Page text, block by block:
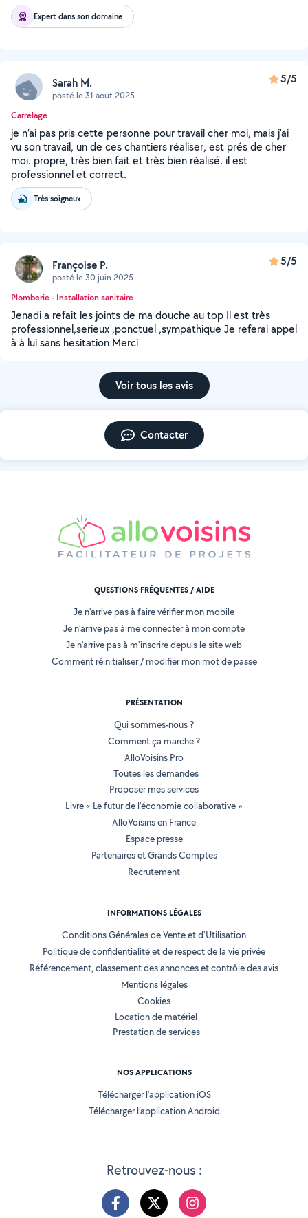
Expert dans son domaine
Sarah M.
posté le 31 août 2025
5/5
Carrelage
je n’ai pas pris cette personne pour travail cher moi, mais j'ai
vu son travail, un de ces chantiers réaliser, est prés de cher
moi. propre, très bien fait et très bien réalisé. il est
professionnel et correct.
Très soigneux
Françoise P.
posté le 30 juin 2025
5/5
Plomberie - Installation sanitaire
Jenadi a refait les joints de ma douche au top Il est très
professionnel,serieux ,ponctuel ,sympathique Je referai appel
à à lui sans hesitation Merci
Voir tous les avis
Contacter
Retrouvez-nous :
QUESTIONS FRÉQUENTES / AIDE
Je n'arrive pas à faire vérifier mon mobile
Je n'arrive pas à me connecter à mon compte
Je n'arrive pas à m'inscrire depuis le site web
Comment réinitialiser / modifier mon mot de passe
PRÉSENTATION
Qui sommes-nous ?
Comment ça marche ?
AlloVoisins Pro
Toutes les demandes
Proposer mes services
Livre « Le futur de l'économie collaborative »
AlloVoisins en France
Espace presse
Partenaires et Grands Comptes
Recrutement
INFORMATIONS LÉGALES
Conditions Générales de Vente et d'Utilisation
Politique de confidentialité et de respect de la vie privée
Référencement, classement des annonces et contrôle des avis
Mentions légales
Cookies
Location de matériel
Prestation de services
NOS APPLICATIONS
Télécharger l’application iOS
Télécharger l’application Android